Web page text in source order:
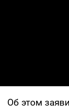
Об этом